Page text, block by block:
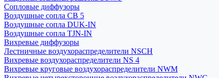
Сопловые диффузоры
Воздушные сопла СВ 5
Воздушные сопла DUK-IN
Воздушные сопла TJN-IN
Вихревые диффузоры
Лестничные воздухораспределители NSCH
Вихревые воздухораспределители NS 4
Вихревые круговые воздухораспределители NWM